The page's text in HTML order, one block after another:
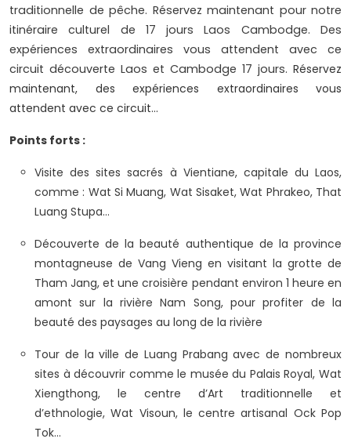
traditionnelle de pêche. Réservez maintenant pour notre
itinéraire culturel de 17 jours Laos Cambodge. Des
expériences extraordinaires vous attendent avec ce
circuit découverte Laos et Cambodge 17 jours. Réservez
maintenant, des expériences extraordinaires vous
attendent avec ce circuit...
Points forts :
Visite des sites sacrés à Vientiane, capitale du Laos,
comme : Wat Si Muang, Wat Sisaket, Wat Phrakeo, That
Luang Stupa…
Découverte de la beauté authentique de la province
montagneuse de Vang Vieng en visitant la grotte de
Tham Jang, et une croisière pendant environ 1 heure en
amont sur la rivière Nam Song, pour profiter de la
beauté des paysages au long de la rivière
Tour de la ville de Luang Prabang avec de nombreux
sites à découvrir comme le musée du Palais Royal, Wat
Xiengthong, le centre d’Art traditionnelle et
d’ethnologie, Wat Visoun, le centre artisanal Ock Pop
Tok…